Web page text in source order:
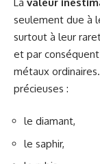
seulement due à
surtout à leur
et par
métaux
précieuses :
le diamant,
le saphir,